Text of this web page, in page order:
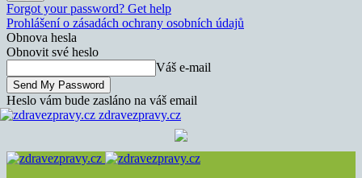
Forgot your password? Get help
Prohlášení o zásadách ochrany osobních údajů
Obnova hesla
Obnovit své heslo
Váš e-mail
Heslo vám bude zasláno na váš email
zdravezpravy.cz